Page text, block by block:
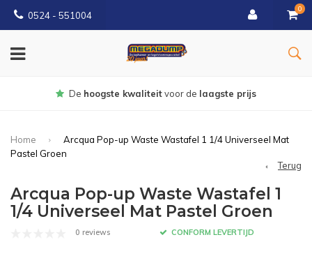
0524 - 551004
0
Gratisbezorgd vanaf €150
Home
Arcqua Pop-up Waste Wastafel 1 1/4 Universeel Mat
Pastel Groen
Terug
Arcqua Pop-up Waste Wastafel 1
1/4 Universeel Mat Pastel Groen
0 reviews CONFORM LEVERTIJD